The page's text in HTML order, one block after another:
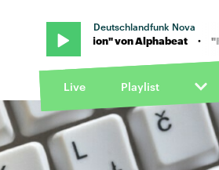
Deutschlandfunk Nova
von Alphabeat · "Fascination"
Live Playlist